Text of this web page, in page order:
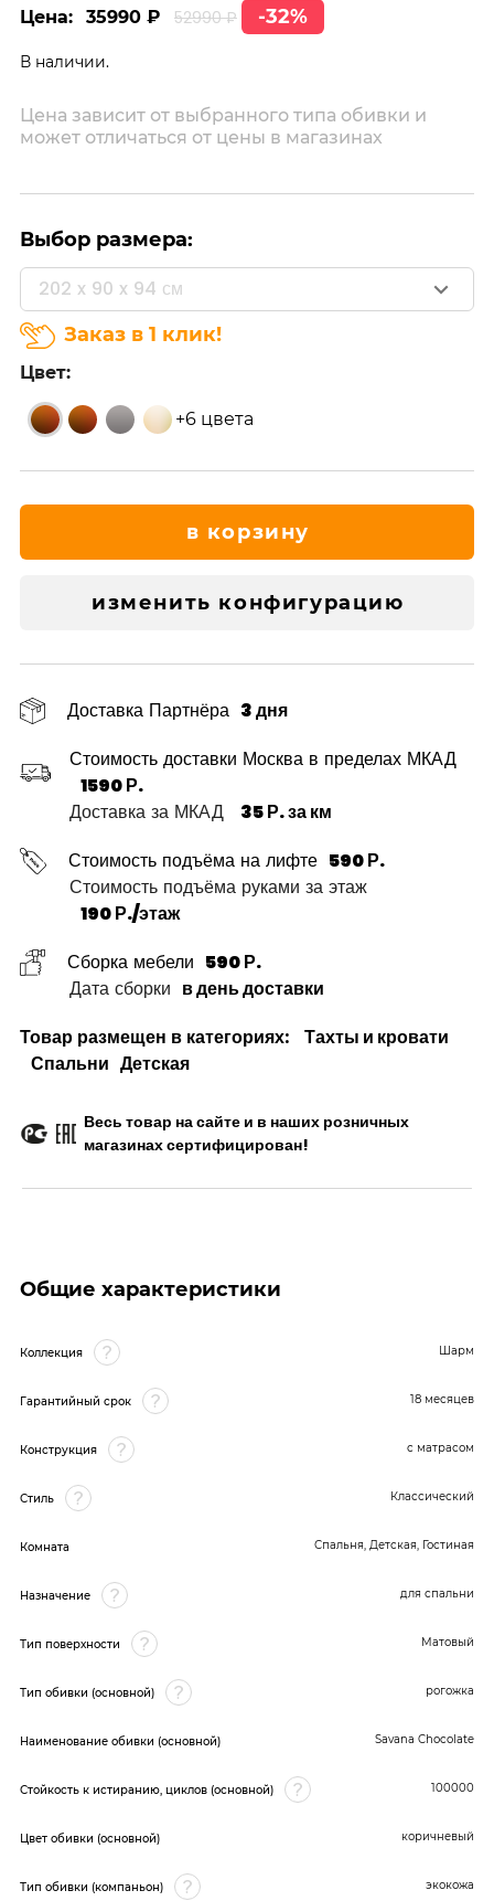
Цена: 35990 ₽ 52990 ₽ -32%
В наличии.
Цена зависит от выбранного типа обивки и
может отличаться от цены в магазинах
Выбор размера:
202 x 90 x 94 см
Заказ в 1 клик!
Цвет:
+6 цвета
в корзину
изменить конфигурацию
Доставка Партнёра 3 дня
Стоимость доставки Москва в пределах МКАД
1590 Р.
Доставка за МКАД
35 Р. за км
Стоимость подъёма на лифте 590 Р.
Стоимость подъёма руками за этаж
190 Р./этаж
Сборка мебели 590 Р.
Дата сборки в день доставки
Товар размещен в категориях:
Тахты и кровати
Спальни Детская
Весь товар на сайте и в наших розничных
магазинах сертифицирован!
Общие характеристики
Коллекция Шарм
Гарантийный срок 18 месяцев
Конструкция с матрасом
Стиль Классический
Комната Спальня, Детская, Гостиная
Назначение для спальни
Тип поверхности Матовый
Тип обивки (основной) рогожка
Наименование обивки (основной) Savana Chocolate
Стойкость к истиранию, циклов (основной) 100000
Цвет обивки (основной) коричневый
Тип обивки (компаньон) экокожа